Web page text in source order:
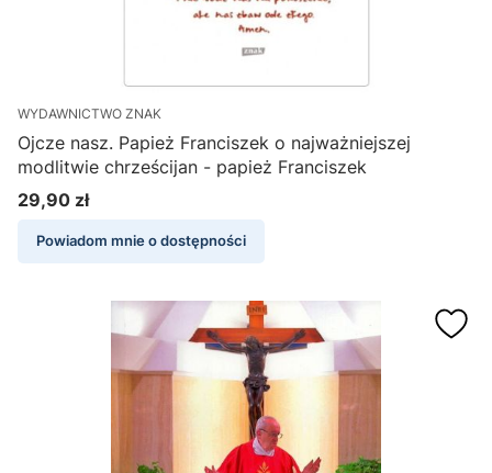
WYDAWNICTWO ZNAK
Ojcze nasz. Papież Franciszek o najważniejszej
modlitwie chrześcijan - papież Franciszek
Cena
29,90 zł
Powiadom mnie o dostępności